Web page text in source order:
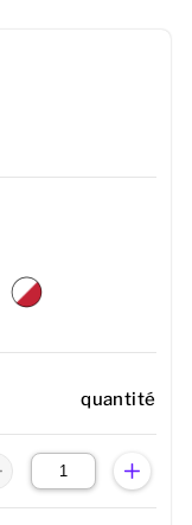
quantité